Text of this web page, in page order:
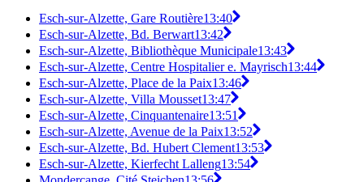
Esch-sur-Alzette, Gare Routière13:40
Esch-sur-Alzette, Bd. Berwart13:42
Esch-sur-Alzette, Bibliothèque Municipale13:43
Esch-sur-Alzette, Centre Hospitalier e. Mayrisch13:44
Esch-sur-Alzette, Place de la Paix13:46
Esch-sur-Alzette, Villa Mousset13:47
Esch-sur-Alzette, Cinquantenaire13:51
Esch-sur-Alzette, Avenue de la Paix13:52
Esch-sur-Alzette, Bd. Hubert Clement13:53
Esch-sur-Alzette, Kierfecht Lalleng13:54